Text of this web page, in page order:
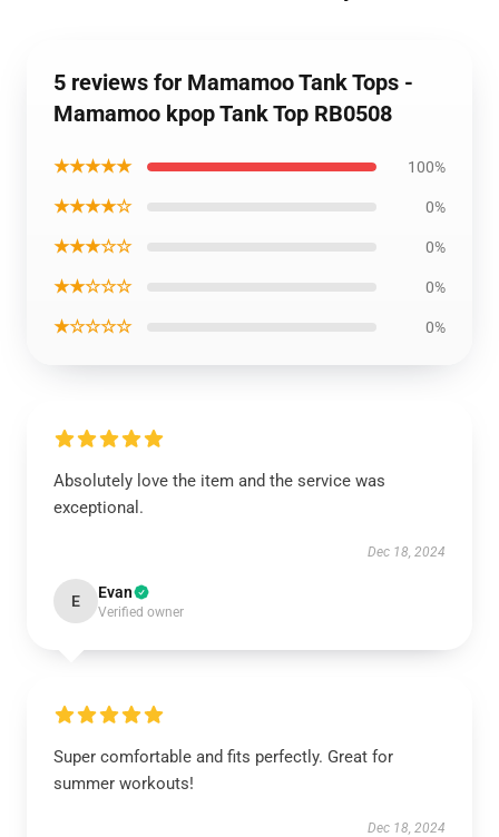
5 reviews for Mamamoo Tank Tops -
Mamamoo kpop Tank Top RB0508
★★★★★ 100%
★★★★☆ 0%
★★★☆☆ 0%
★★☆☆☆ 0%
★☆☆☆☆ 0%
Absolutely love the item and the service was
exceptional.
Dec 18, 2024
E Evan
Verified owner
Super comfortable and fits perfectly. Great for
summer workouts!
Dec 18, 2024